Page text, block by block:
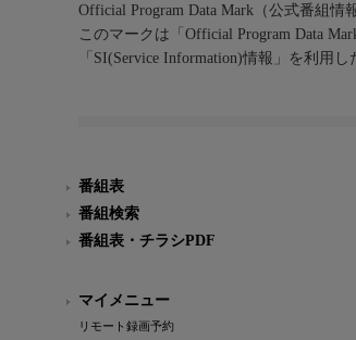
Official Program Data Mark（公式番組情
このマークは「Official Program Data
「SI(Service Information)情報」を利用
番組表
番組検索
番組表・チラシPDF
マイメニュー
リモート録画予約